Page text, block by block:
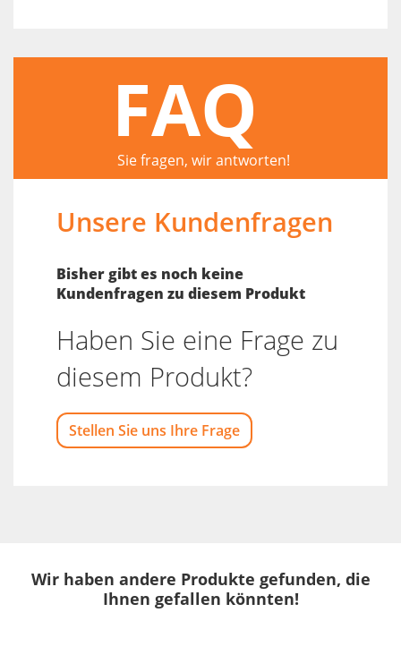
FAQ
Sie fragen, wir antworten!
Unsere Kundenfragen
Bisher gibt es noch keine
Kundenfragen zu diesem Produkt
Haben Sie eine Frage zu
diesem Produkt?
Stellen Sie uns Ihre Frage
Wir haben andere Produkte gefunden, die
Ihnen gefallen könnten!